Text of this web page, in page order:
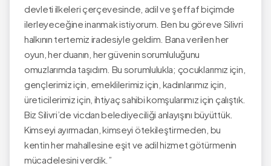
devleti ilkeleri çerçevesinde, adil ve şeffaf biçimde
ilerleyeceğine inanmak istiyorum. Ben bu göreve Silivri
halkının tertemiz iradesiyle geldim. Bana verilen her
oyun, her duanın, her güvenin sorumluluğunu
omuzlarımda taşıdım. Bu sorumlulukla; çocuklarımız için,
gençlerimiz için, emeklilerimiz için, kadınlarımız için,
üreticilerimiz için, ihtiyaç sahibi komşularımız için çalıştık.
Biz Silivri’de vicdan belediyeciliği anlayışını büyüttük.
Kimseyi ayırmadan, kimseyi ötekileştirmeden, bu
kentin her mahallesine eşit ve adil hizmet götürmenin
mücadelesini verdik.”